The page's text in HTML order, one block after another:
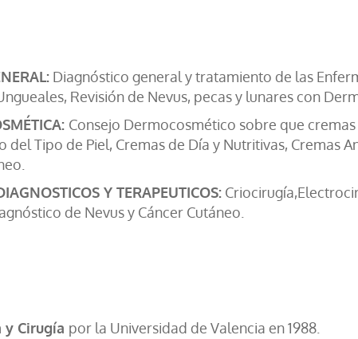
Diagnóstico general y tratamiento de las
Revisión de Nevus, pecas y lunares con
Consejo Dermocosmético sobre que
Tipo de Piel, Cremas de Día y Nutritivas, Cremas
Y TERAPEUTICOS:
de Nevus y Cáncer Cutáneo.
y Cirugía por la Universidad de Valencia en 1988.